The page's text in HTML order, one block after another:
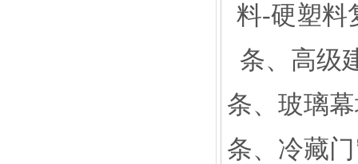
料-硬塑料
条、高级
条、玻璃
条、冷藏